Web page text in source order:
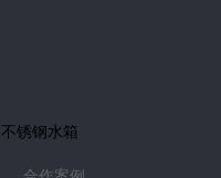
不锈钢水箱